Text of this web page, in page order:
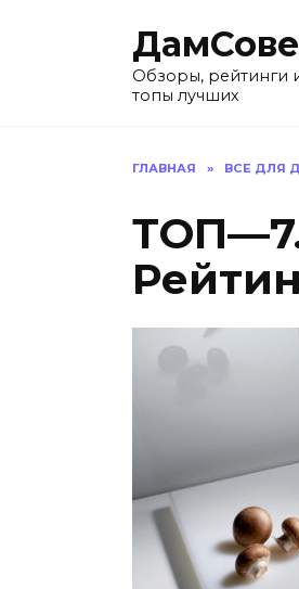
Обзоры, рейтинги
топы лучших
ГЛАВНАЯ » ВСЕ ДЛЯ